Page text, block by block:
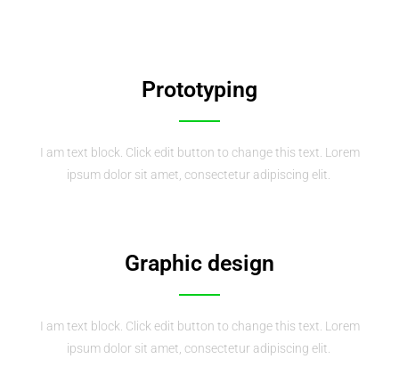
Prototyping
I am text block. Click edit button to change this text. Lorem
ipsum dolor sit amet, consectetur adipiscing elit.
Graphic design
I am text block. Click edit button to change this text. Lorem
ipsum dolor sit amet, consectetur adipiscing elit.